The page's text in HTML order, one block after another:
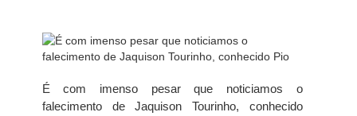
É com imenso pesar que noticiamos o
falecimento de Jaquison Tourinho, conhecido